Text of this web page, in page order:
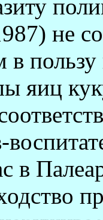
не
в
яиц
в